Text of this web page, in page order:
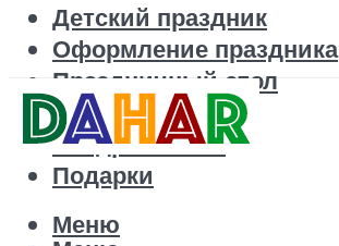
Детский праздник
Оформление праздника
Праздничный стол
Корпоратив
Поздравления
Подарки
Меню